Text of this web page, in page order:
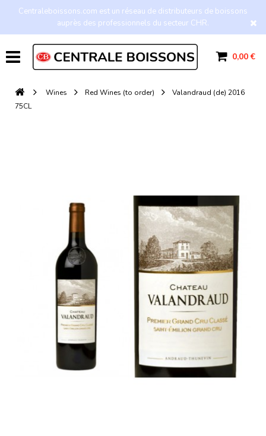
Centraleboissons.com est un réseau de distributeurs de boissons
auprès des professionnels du secteur CHR.
0,00 €
Wines Red Wines (to order)
Valandraud (de) 2016
75CL